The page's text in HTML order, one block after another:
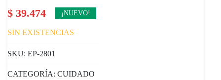
$ 39.474 ¡NUEVO!
SIN EXISTENCIAS
SKU: EP-2801
CATEGORÍA: CUIDADO